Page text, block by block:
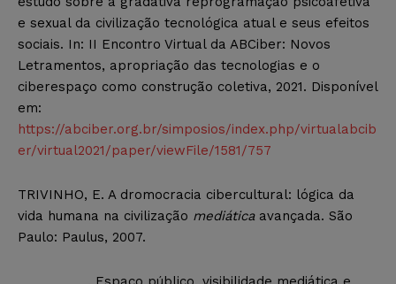
e sexual da civilização tecnológica atual e seus efeitos
sociais. In: II Encontro Virtual da ABCiber: Novos
Letramentos, apropriação das tecnologias e o
ciberespaço como construção coletiva, 2021. Disponível
em:
https://abciber.org.br/simposios/index.php/virtualabcib
er/virtual2021/paper/viewFile/1581/757
TRIVINHO, E. A dromocracia cibercultural: lógica da
vida humana na civilização mediáticaavançada. São
Paulo: Paulus, 2007.